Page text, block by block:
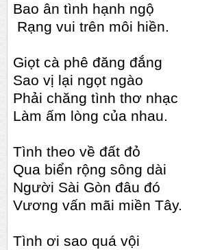
Bao ân tình hạnh ngộ
Rạng vui trên môi hiền.
Giọt cà phê đăng đắng
Sao vị lại ngọt ngào
Phải chăng tình thơ nhạc
Làm ấm lòng của nhau.
Tình theo về đất đỏ
Qua biển rộng sông dài
Người Sài Gòn đâu đó
Vương vấn mãi miền Tây.
Tình ơi sao quá vội